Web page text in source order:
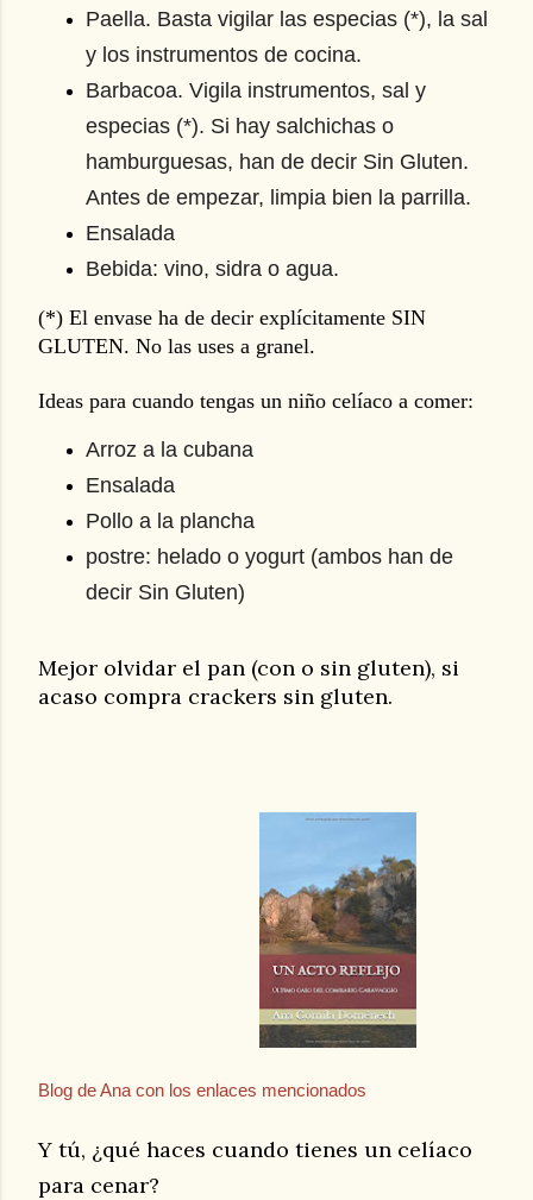
Paella. Basta vigilar las especias (*), la sal
y los instrumentos de cocina.
Barbacoa. Vigila instrumentos, sal y
especias (*). Si hay salchichas o
hamburguesas, han de decir Sin Gluten.
Antes de empezar, limpia bien la parrilla.
Ensalada
Bebida: vino, sidra o agua.
(*) El envase ha de decir explícitamente SIN
GLUTEN. No las uses a granel.
Ideas para cuando tengas un niño celíaco a comer:
Arroz a la cubana
Ensalada
Pollo a la plancha
postre: helado o yogurt (ambos han de
decir Sin Gluten)
Mejor olvidar el pan (con o sin gluten), si
acaso compra crackers sin gluten.
Blog de Ana con los enlaces mencionados
Y tú, ¿qué haces cuando tienes un celíaco
para cenar?